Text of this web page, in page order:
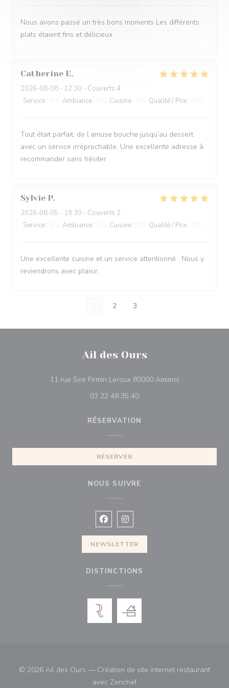
Nous avons passé un très bons moments Les différents
plats étaient fins et délicieux
Catherine E
2026-08-08 - 12:30 - Couverts 4
Service : Ambiance : Cuisine : Qualité / Prix :
Tout était parfait, de l’amuse bouche jusqu’au dessert
avec un service irréprochable. Une excellente adresse à
recommander sans hésiter
Sylvie P
2026-08-05 - 19:30 - Couverts 2
Service : Ambiance : Cuisine : Qualité / Prix :
Une excellente cuisine et un service attentionné . Nous y
reviendrons avec plaisir.
2 3
Ail des Ours
11 rue Sire Firmin Leroux 80000 Amiens((ouvre une
03 22 48 35 40
RÉSERVATION
RÉSERVER
NOUS SUIVRE
Facebook ((ouvre une nouvelle
Instagram ((ouvre une
NEWSLETTER
DISTINCTIONS
© 2026 Ail des Ours — Création de site internet restaurant
avec Zenchef((ouvre une nouvelle